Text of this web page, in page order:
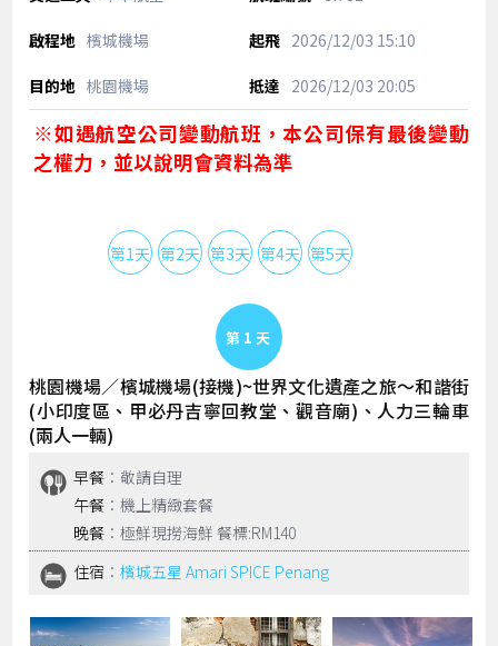
檳城機場 2026/12/03 15:10
桃園機場 2026/12/03 20:05
※如遇航空公司變動航班，本公司保有最後變動
之權力，並以說明會資料為準
第1天 第2天 第3天 第4天 第5天
Day 1
桃園機場／檳城機場(接機)~世界文化遺產之旅～和諧街
(小印度區、甲必丹吉寧回教堂、觀音廟)、人力三輪車
(兩人一輛)
早餐 ：敬請自理
午餐 ：機上精緻套餐
晚餐 ：極鮮現撈海鮮 餐標:RM140
住宿 ：檳城五星 Amari SPICE Penang